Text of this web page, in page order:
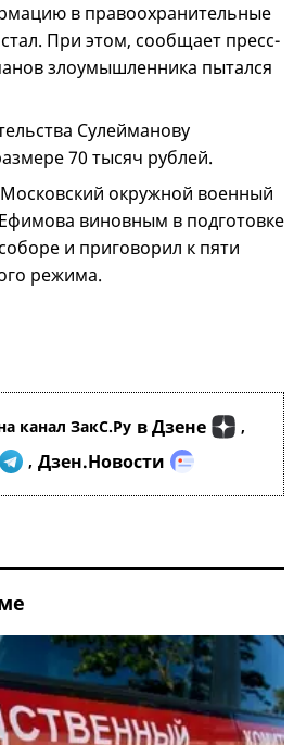
в правоохранительные
При этом, сообщает пресс-
злоумышленника пытался
Сулейманову
70 тысяч рублей.
окружной военный
виновным в подготовке
и приговорил к пяти
режима.
канал ЗакС.Ру в Дзене ,
, Дзен.Новости